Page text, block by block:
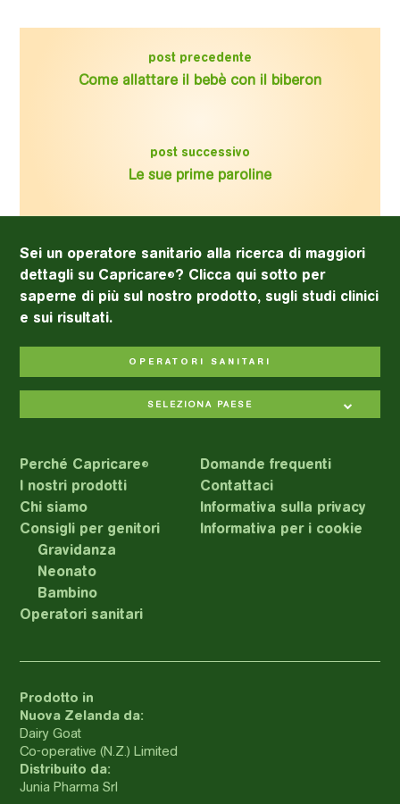
post precedente
Come allattare il bebè con il biberon
post successivo
Le sue prime paroline
Sei un operatore sanitario alla ricerca di maggiori
dettagli su Capricare®? Clicca qui sotto per
saperne di più sul nostro prodotto, sugli studi clinici
e sui risultati.
OPERATORI SANITARI
SELEZIONA PAESE
Perché Capricare®
I nostri prodotti
Chi siamo
Consigli per genitori
Gravidanza
Neonato
Bambino
Operatori sanitari
Domande frequenti
Contattaci
Informativa sulla privacy
Informativa per i cookie
Prodotto in
Nuova Zelanda da:
Dairy Goat
Co-operative (N.Z.) Limited
Distribuito da:
Junia Pharma Srl